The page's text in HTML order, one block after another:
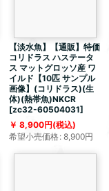
【淡水魚】【通販】特価
コリドラス ハステータ
ス マットグロッソ産 ワ
イルド【10匹 サンプル
画像】(コリドラス)(生
体)(熱帯魚)NKCR
[zc32-60504031]
8,900円(税込)
希望小売価格: 8,900円